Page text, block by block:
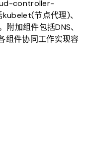
controller-
节点代理)、
加组件包括DNS、
组件协同工作实现容